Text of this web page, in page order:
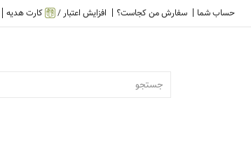
حساب شما سفارش من کجاست؟ افزایش اعتبار / کارت هدیه